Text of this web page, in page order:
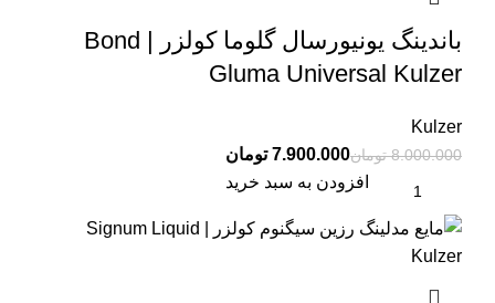
باندینگ یونیورسال گلوما کولزر | Bond
Gluma Universal Kulzer
Kulzer
8.000.000 تومان7.900.000 تومان
افزودن به سبد خرید